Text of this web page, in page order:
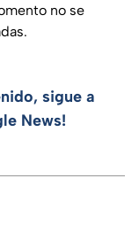
no se
sigue a
News!